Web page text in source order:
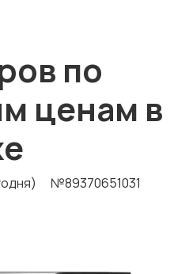
по
ценам в
№89370651031